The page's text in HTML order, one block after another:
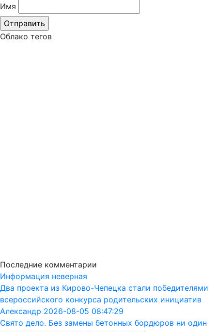
Имя
Облако тегов
Последние комментарии
Информация неверная
Два проекта из Кирово-Чепецка стали победителями
всероссийского конкурса родительских инициатив
Александр 2026-08-05 08:47:29
Свято дело. Без замены бетонных бордюров ни один